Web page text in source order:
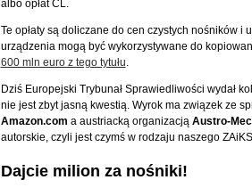
albo opłat CL.
Te opłaty są doliczane do cen czystych nośników
urządzenia mogą być wykorzystywane do
600 mln euro z tego tytułu.
Dziś Europejski Trybunał Sprawiedliwości wydał
nie jest zbyt jasną kwestią. Wyrok ma związek ze
Amazon.com a austriacką organizacją Austro-
autorskie, czyli jest czymś w rodzaju naszego
Dajcie milion za nośniki!